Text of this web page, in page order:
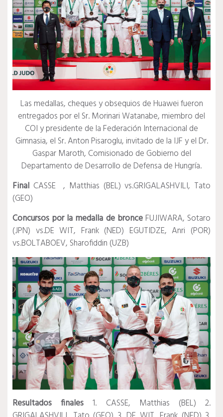
Las medallas, cheques y obsequios de Huawei fueron
entregados por el Sr. Morinari Watanabe, miembro del
COI y presidente de la Federación Internacional de
Gimnasia, el Sr. Anton Pisaroglu, invitado de la IJF y el Dr.
Gaspar Maroth, Comisionado de Gobierno del
Departamento de Desarrollo de Defensa de Hungría.
Final CASSE , Matthias (BEL) vs.GRIGALASHVILI, Tato
(GEO)
Concursos por la medalla de bronce FUJIWARA, Sotaro
(JPN) vs.DE WIT, Frank (NED) EGUTIDZE, Anri (POR)
vs.BOLTABOEV, Sharofiddin (UZB)
Resultados finales
1. CASSE, Matthias (BEL) 2.